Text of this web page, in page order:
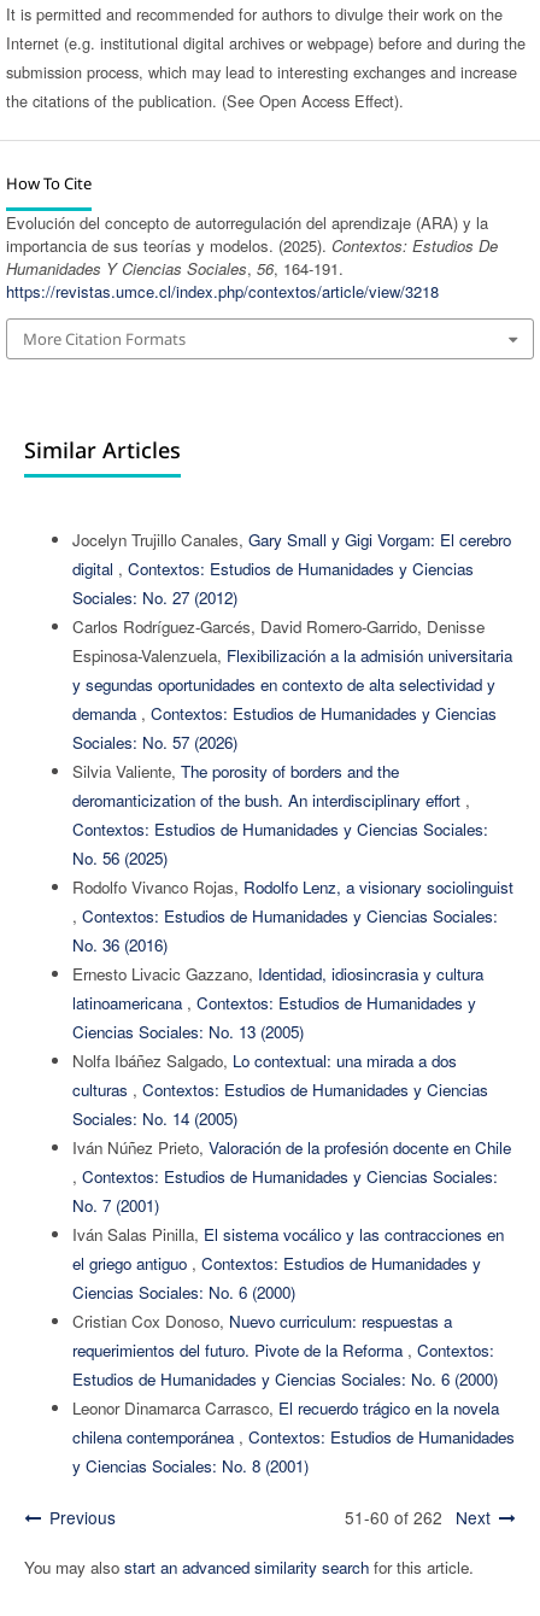
It is permitted and recommended for authors to divulge their work on the
Internet (e.g. institutional digital archives or webpage) before and during the
submission process, which may lead to interesting exchanges and increase
the citations of the publication. (See Open Access Effect).
How To Cite
Evolución del concepto de autorregulación del aprendizaje (ARA) y la
importancia de sus teorías y modelos. (2025). Contextos: Estudios De
Humanidades Y Ciencias Sociales, 56, 164-191.
https://revistas.umce.cl/index.php/contextos/article/view/3218
More Citation Formats
Similar Articles
Jocelyn Trujillo Canales, Gary Small y Gigi Vorgam: El cerebro
digital , Contextos: Estudios de Humanidades y Ciencias
Sociales: No. 27 (2012)
Carlos Rodríguez-Garcés, David Romero-Garrido, Denisse
Espinosa-Valenzuela, Flexibilización a la admisión universitaria
y segundas oportunidades en contexto de alta selectividad y
demanda , Contextos: Estudios de Humanidades y Ciencias
Sociales: No. 57 (2026)
Silvia Valiente, The porosity of borders and the
deromanticization of the bush. An interdisciplinary effort ,
Contextos: Estudios de Humanidades y Ciencias Sociales:
No. 56 (2025)
Rodolfo Vivanco Rojas, Rodolfo Lenz, a visionary sociolinguist
, Contextos: Estudios de Humanidades y Ciencias Sociales:
No. 36 (2016)
Ernesto Livacic Gazzano, Identidad, idiosincrasia y cultura
latinoamericana , Contextos: Estudios de Humanidades y
Ciencias Sociales: No. 13 (2005)
Nolfa Ibáñez Salgado, Lo contextual: una mirada a dos
culturas , Contextos: Estudios de Humanidades y Ciencias
Sociales: No. 14 (2005)
Iván Núñez Prieto, Valoración de la profesión docente en Chile
, Contextos: Estudios de Humanidades y Ciencias Sociales:
No. 7 (2001)
Iván Salas Pinilla, El sistema vocálico y las contracciones en
el griego antiguo , Contextos: Estudios de Humanidades y
Ciencias Sociales: No. 6 (2000)
Cristian Cox Donoso, Nuevo curriculum: respuestas a
requerimientos del futuro. Pivote de la Reforma , Contextos:
Estudios de Humanidades y Ciencias Sociales: No. 6 (2000)
Leonor Dinamarca Carrasco, El recuerdo trágico en la novela
chilena contemporánea , Contextos: Estudios de Humanidades
y Ciencias Sociales: No. 8 (2001)
Previous 51-60 of 262 Next
You may also start an advanced similarity searchfor this article.